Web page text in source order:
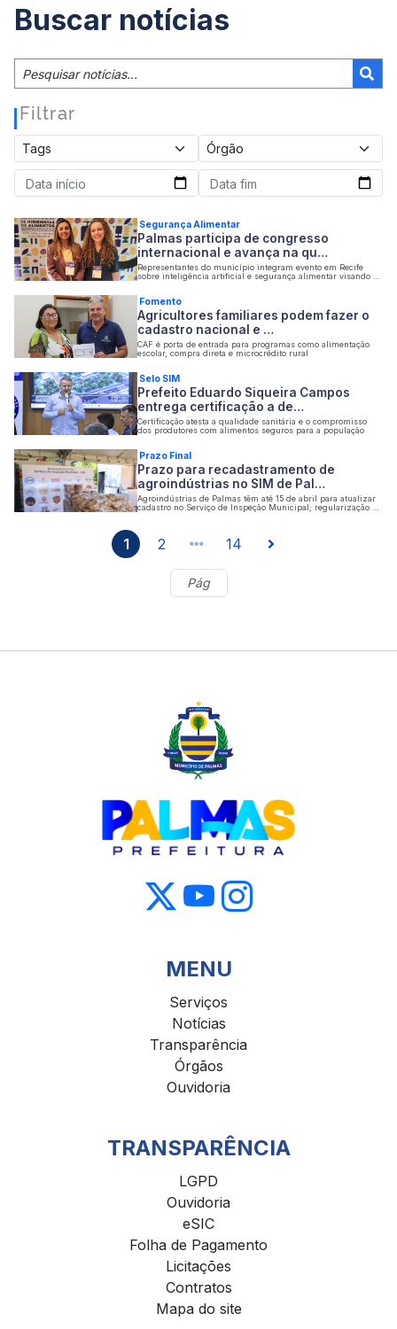
Buscar notícias
Filtrar
Segurança Alimentar
Palmas participa de congresso
internacional e avança na qu…
Representantes do município integram evento em Recife
sobre inteligência artificial e segurança alimentar visando o
Fomento
Agricultores familiares podem fazer o
cadastro nacional e …
CAF é porta de entrada para programas como alimentação
escolar, compra direta e microcrédito rural
Selo SIM
Prefeito Eduardo Siqueira Campos
entrega certificação a de…
Certificação atesta a qualidade sanitária e o compromisso
dos produtores com alimentos seguros para a população
Prazo Final
Prazo para recadastramento de
agroindústrias no SIM de Pal…
Agroindústrias de Palmas têm até 15 de abril para atualizar
cadastro no Serviço de Inspeção Municipal; regularização é
1 2 14
MENU
Serviços
Notícias
Transparência
Órgãos
Ouvidoria
TRANSPARÊNCIA
LGPD
Ouvidoria
eSIC
Folha de Pagamento
Licitações
Contratos
Mapa do site